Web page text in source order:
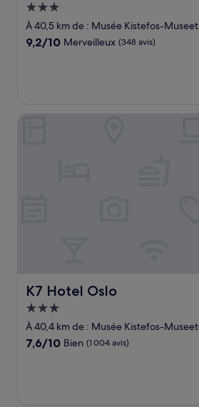
Hébergement
3.0 étoiles
À 40,5 km de : Musée Kistefos-Museet
9.2
9,2/10 Merveilleux (348 avis)
K7 Hotel Oslo
K7 Hotel Oslo
Hébergement
3.0 étoiles
À 40,4 km de : Musée Kistefos-Museet
7.6
7,6/10 Bien (1 004 avis)